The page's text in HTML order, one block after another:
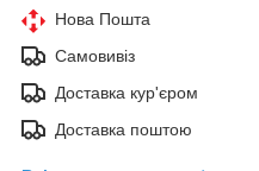
Нова Пошта
Самовивіз
Доставка кур'єром
Доставка поштою